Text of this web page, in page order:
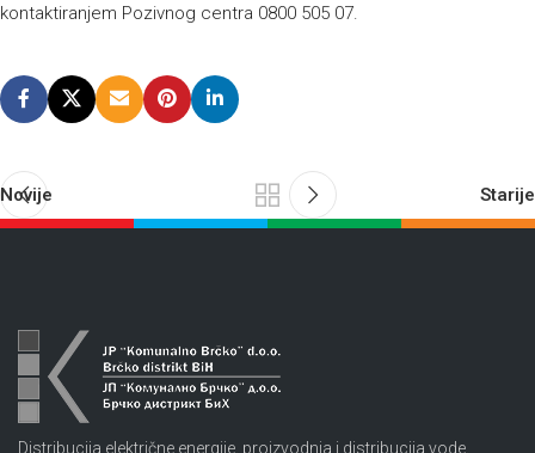
kontaktiranjem Pozivnog centra 0800 505 07.
Novije Starije
Distribucija električne energije, proizvodnja i distribucija vode,